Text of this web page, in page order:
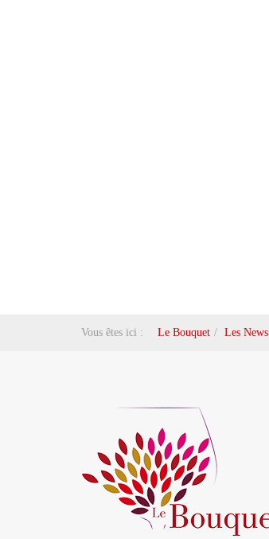
Vous êtes ici : Le Bouquet Les News